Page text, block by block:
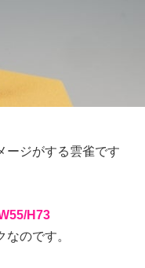
ージがする雲雀です
H73
のです。